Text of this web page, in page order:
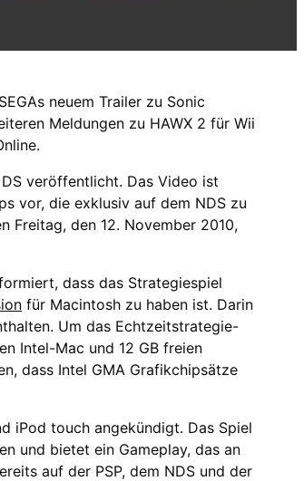
neuem Trailer zu Sonic
Meldungen zu HAWX 2 für Wii
veröffentlicht. Das Video ist
vor, die exklusiv auf dem NDS zu
Freitag, den 12. November 2010,
dass das Strategiespiel
für Macintosh zu haben ist. Darin
Um das Echtzeitstrategie-
Intel-Mac und 12 GB freien
dass Intel GMA Grafikchipsätze
iPod touch angekündigt. Das Spiel
und bietet ein Gameplay, das an
auf der PSP, dem NDS und der